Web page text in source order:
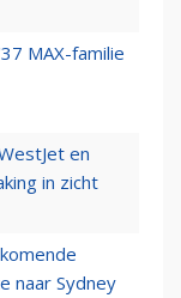
MAX-familie
en
in zicht
naar Sydney